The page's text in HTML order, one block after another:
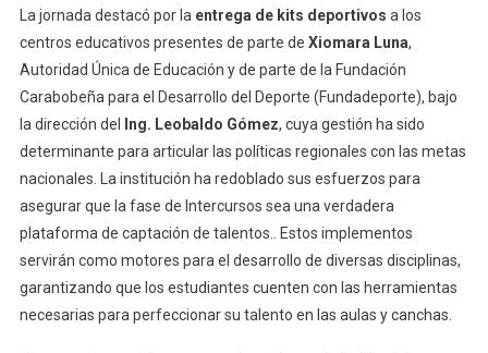
La jornada destacó por la entrega de kits deportivos a los
centros educativos presentes de parte de Xiomara Luna,
Autoridad Única de Educación y de parte de la Fundación
Carabobeña para el Desarrollo del Deporte (Fundadeporte), bajo
la dirección del
Ing. Leobaldo Gómez, cuya gestión ha sido
determinante para articular las políticas regionales con las metas
nacionales. La institución ha redoblado sus esfuerzos para
asegurar que la fase de Intercursos sea una verdadera
plataforma de captación de talentos.. Estos implementos
servirán como motores para el desarrollo de diversas disciplinas,
garantizando que los estudiantes cuenten con las herramientas
necesarias para perfeccionar su talento en las aulas y canchas.